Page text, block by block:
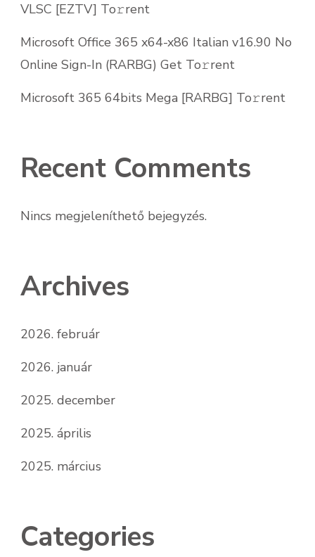
VLSC [EZTV] To𝚛rent
Microsoft Office 365 x64-x86 Italian v16.90 No
Online Sign-In (RARBG) Get To𝚛rent
Microsoft 365 64bits Mega [RARBG] To𝚛rent
Recent Comments
Nincs megjeleníthető bejegyzés.
Archives
2026. február
2026. január
2025. december
2025. április
2025. március
Categories